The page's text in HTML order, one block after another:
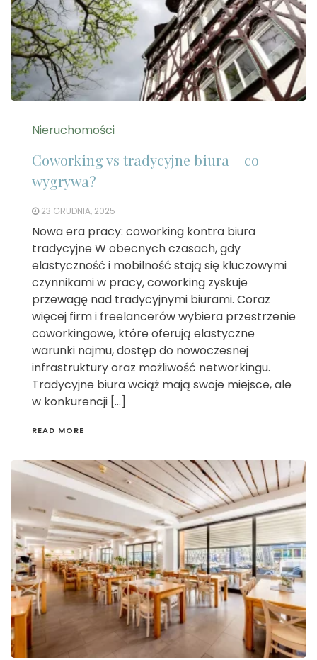
Nieruchomości
Coworking vs tradycyjne biura – co
wygrywa?
23 GRUDNIA, 2025
Nowa era pracy: coworking kontra biura
tradycyjne W obecnych czasach, gdy
elastyczność i mobilność stają się kluczowymi
czynnikami w pracy, coworking zyskuje
przewagę nad tradycyjnymi biurami. Coraz
więcej firm i freelancerów wybiera przestrzenie
coworkingowe, które oferują elastyczne
warunki najmu, dostęp do nowoczesnej
infrastruktury oraz możliwość networkingu.
Tradycyjne biura wciąż mają swoje miejsce, ale
w konkurencji […]
READ MORE